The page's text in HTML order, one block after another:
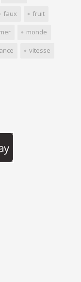
faux fruit
mer monde
vitesse